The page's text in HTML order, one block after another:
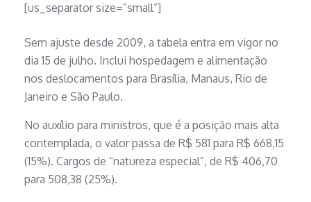
[us_separator size=”small”]
Sem ajuste desde 2009, a tabela entra em vigor no
dia 15 de julho. Inclui hospedagem e alimentação
nos deslocamentos para Brasília, Manaus, Rio de
Janeiro e São Paulo.
No auxílio para ministros, que é a posição mais alta
contemplada, o valor passa de R$ 581 para R$ 668,15
(15%). Cargos de “natureza especial”, de R$ 406,70
para 508,38 (25%).